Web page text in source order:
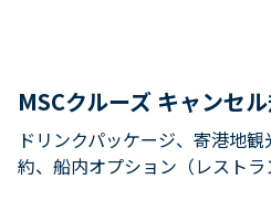
MSCクルーズ キャンセ
ドリンクパッケージ、寄港地
約、船内オプション（レストラ